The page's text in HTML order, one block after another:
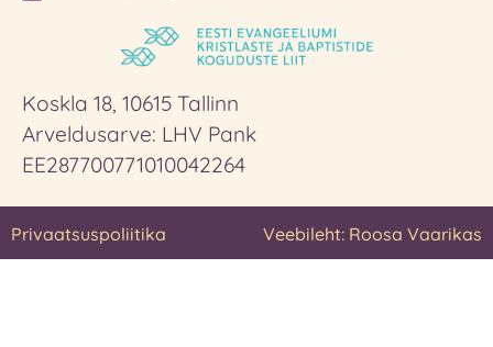
Koskla 18, 10615 Tallinn
Arveldusarve: LHV Pank
EE287700771010042264
Privaatsuspoliitika Veebileht: Roosa Vaarikas